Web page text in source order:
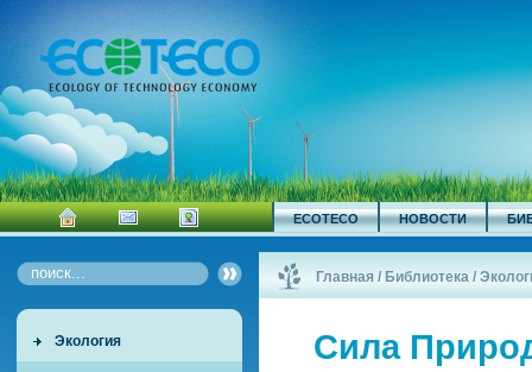
ECOTECO НОВОСТИ
Экология
Главная / Библиотека /
Сила